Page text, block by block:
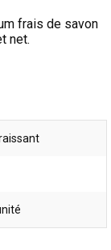
frais de savon
net.